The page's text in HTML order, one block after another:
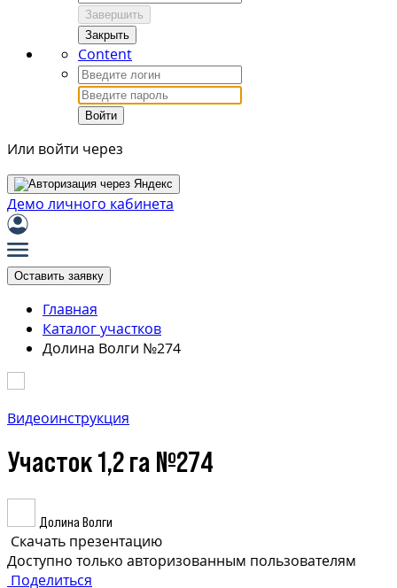
Завершить
Закрыть
Content
Войти
Или войти через
Демо личного кабинета
Оставить заявку
Главная
Каталог участков
Долина Волги №274
Видеоинструкция
Участок 1,2 га №274
Долина Волги
Скачать презентацию
Доступно только авторизованным пользователям
Поделиться